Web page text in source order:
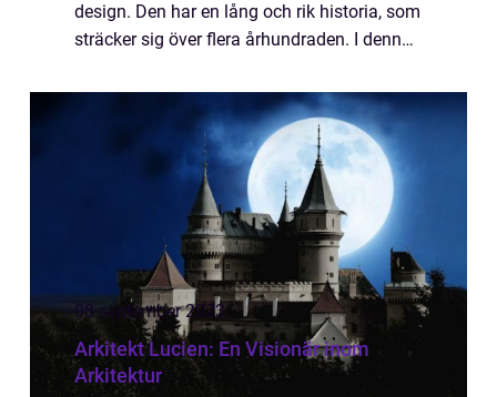
design. Den har en lång och rik historia, som
sträcker sig över flera århundraden. I denna
övergripande essensen av japansk arkite...
08 september 2023
Arkitekt Lucien: En Visionär inom
Arkitektur